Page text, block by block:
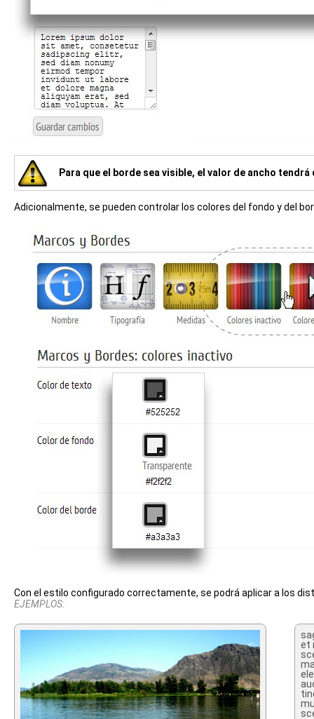
Para que el borde sea visible, el valor de ancho
Adicionalmente, se pueden controlar los colores del fondo y del
Con el estilo configurado correctamente, se podrá aplicar a los
EJEMPLOS:
et